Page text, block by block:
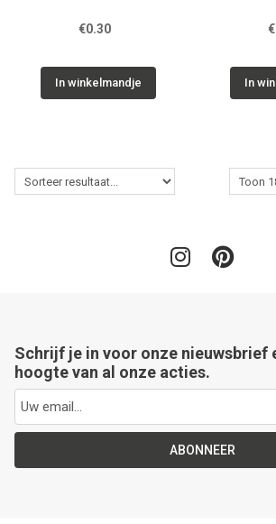
€0.30
In winkelmandje In
Schrijf je in voor onze nieuwsbrief
hoogte van al onze acties.
ABONNEER